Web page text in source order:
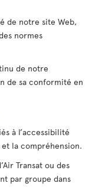
de notre site Web,
normes
de notre
de sa conformité en
à l’accessibilité
la compréhension.
Transat ou des
par groupe dans